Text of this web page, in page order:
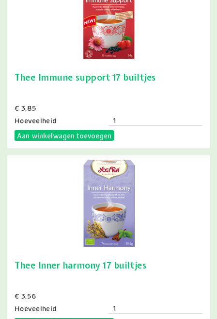
Thee Immune support 17 builtjes
Prijs
€ 3,85
Hoeveelheid
Aan winkelwagen toevoegen
Thee Inner harmony 17 builtjes
Prijs
€ 3,56
Hoeveelheid